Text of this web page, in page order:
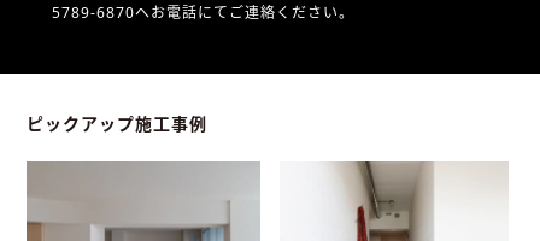
5789-6870へお電話にてご連絡ください。
ピックアップ施工事例